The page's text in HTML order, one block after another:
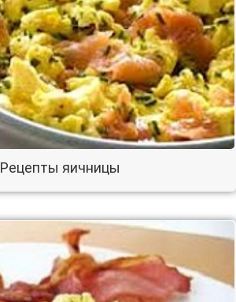
Рецепты яичницы